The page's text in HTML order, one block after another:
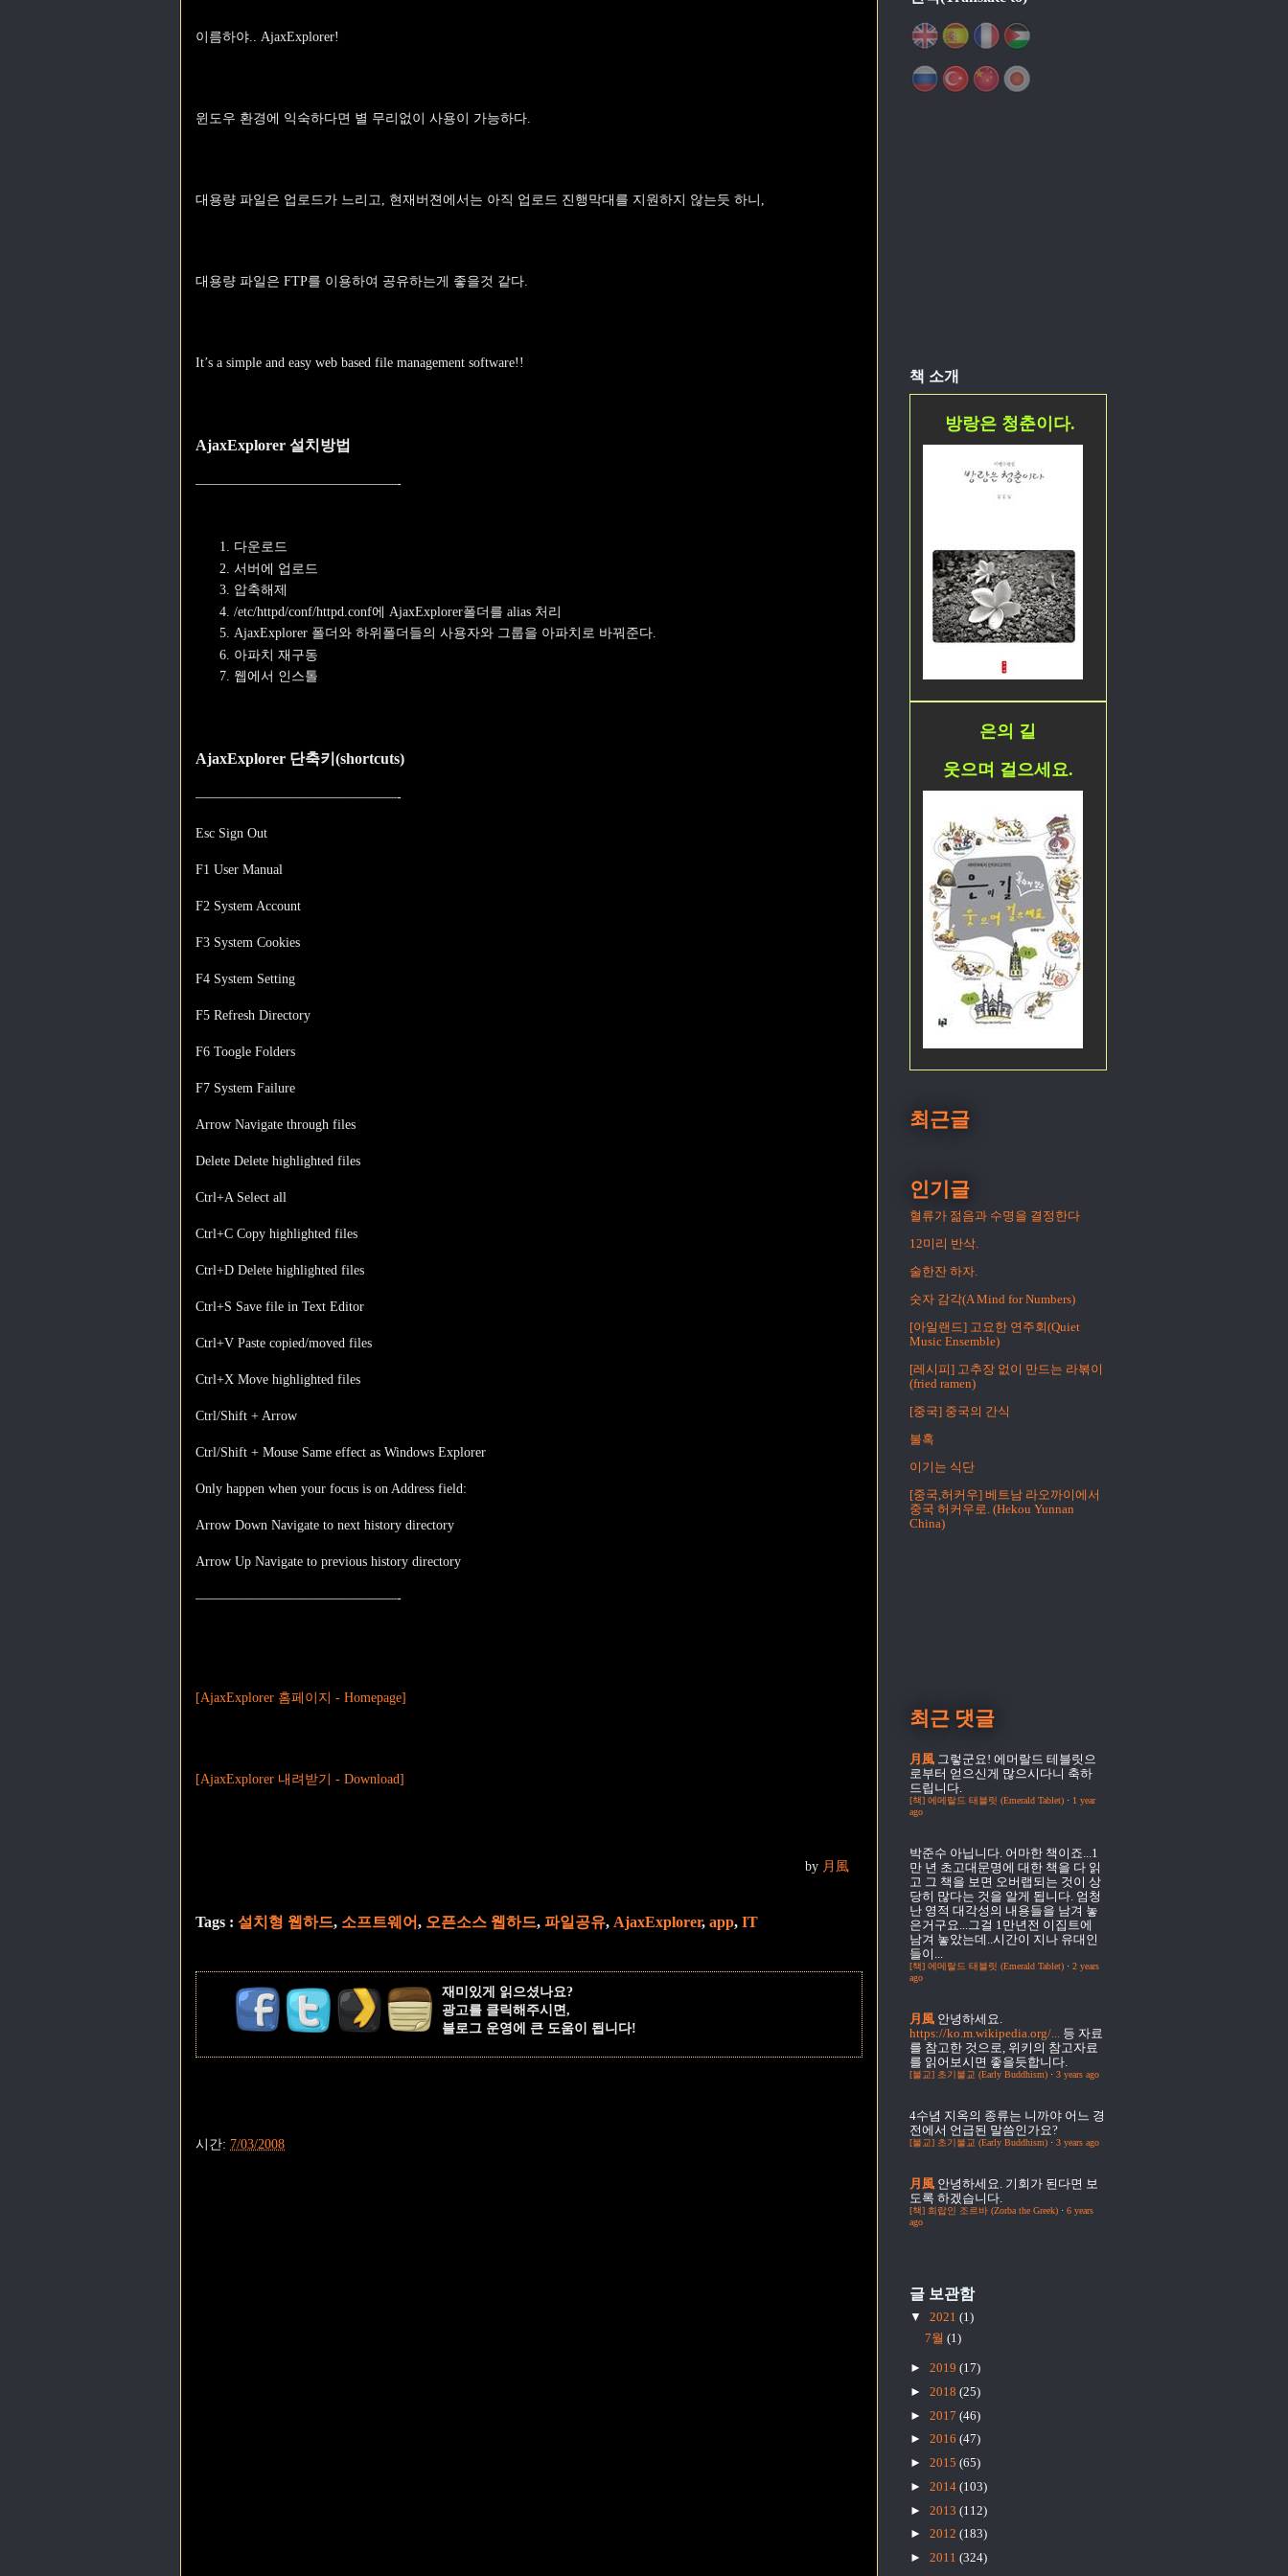
이름하야.. AjaxExplorer!
윈도우 환경에 익숙하다면 별 무리없이 사용이 가능하다.
대용량 파일은 업로드가 느리고, 현재버젼에서는 아직 업로드 진행막대를 지원하지 않는듯 하니,
대용량 파일은 FTP를 이용하여 공유하는게 좋을것 같다.
It’s a simple and easy web based file management software!!
AjaxExplorer 설치방법
———————————————-
다운로드
서버에 업로드
압축해제
/etc/httpd/conf/httpd.conf에 AjaxExplorer폴더를 alias 처리
AjaxExplorer 폴더와 하위폴더들의 사용자와 그룹을 아파치로 바꿔준다.
아파치 재구동
웹에서 인스톨
AjaxExplorer 단축키(shortcuts)
———————————————-
Esc Sign Out
F1 User Manual
F2 System Account
F3 System Cookies
F4 System Setting
F5 Refresh Directory
F6 Toogle Folders
F7 System Failure
Arrow Navigate through files
Delete Delete highlighted files
Ctrl+A Select all
Ctrl+C Copy highlighted files
Ctrl+D Delete highlighted files
Ctrl+S Save file in Text Editor
Ctrl+V Paste copied/moved files
Ctrl+X Move highlighted files
Ctrl/Shift + Arrow
Ctrl/Shift + Mouse Same effect as Windows Explorer
Only happen when your focus is on Address field:
Arrow Down Navigate to next history directory
Arrow Up Navigate to previous history directory
———————————————-
[AjaxExplorer 홈페이지 - Homepage]
[AjaxExplorer 내려받기 - Download]
by 月風
Tags : 설치형 웹하드, 소프트웨어, 오픈소스 웹하드, 파일공유, AjaxExplorer, app, IT
재미있게 읽으셨나요?
광고를 클릭해주시면,
블로그 운영에 큰 도움이 됩니다!
시간: 7/03/2008
책 소개
방랑은 청춘이다.
은의 길
웃으며 걸으세요.
최근글
인기글
혈류가 젊음과 수명을 결정한다
12미리 반삭.
술한잔 하자.
숫자 감각(A Mind for Numbers)
[아일랜드] 고요한 연주회(Quiet
Music Ensemble)
[레시피] 고추장 없이 만드는 라볶이
(fried ramen)
[중국] 중국의 간식
불혹
이기는 식단
[중국,허커우] 베트남 라오까이에서
중국 허커우로. (Hekou Yunnan
China)
최근 댓글
月風 그렇군요! 에머랄드 테블릿으
로부터 얻으신게 많으시다니 축하
드립니다.
[책] 에메랄드 태블릿 (Emerald Tablet) · 1 year
ago
박준수 아닙니다. 어마한 책이죠...1
만 년 초고대문명에 대한 책을 다 읽
고 그 책을 보면 오버랩되는 것이 상
당히 많다는 것을 알게 됩니다. 엄청
난 영적 대각성의 내용들을 남겨 놓
은거구요...그걸 1만년전 이집트에
남겨 놓았는데..시간이 지나 유대인
들이...
[책] 에메랄드 태블릿 (Emerald Tablet) · 2 years
ago
月風 안녕하세요.
https://ko.m.wikipedia.org/... 등 자료
를 참고한 것으로, 위키의 참고자료
를 읽어보시면 좋을듯합니다.
[불교] 초기불교 (Early Buddhism) · 3 years ago
4수념 지옥의 종류는 니까야 어느 경
전에서 언급된 말씀인가요?
[불교] 초기불교 (Early Buddhism) · 3 years ago
月風 안녕하세요. 기회가 된다면 보
도록 하겠습니다.
[책] 희랍인 조르바 (Zorba the Greek) · 6 years
ago
글 보관함
▼ 2021 (1)
7월 (1)
► 2019 (17)
► 2018 (25)
► 2017 (46)
► 2016 (47)
► 2015 (65)
► 2014 (103)
► 2013 (112)
► 2012 (183)
► 2011 (324)